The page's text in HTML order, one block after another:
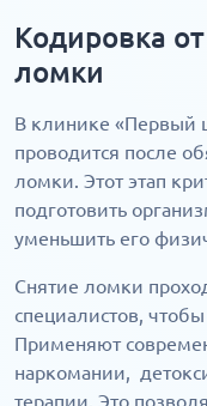
Кодировка
ломки
В клинике «Первый
проводится после
ломки. Этот этап
подготовить
уменьшить его
Снятие ломки
специалистов,
Применяют
наркомании,
терапии. Это